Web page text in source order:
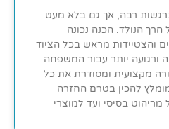
רבה, אך גם בלא מעט
הנולד. הכנה נכונה
והצטיידות מראש בכל הציוד
ורגועה יותר עבור המשפחה
מקצועית ומסודרת את כל
להכין בטרם החזרה
בסיסי ועד למוצרי